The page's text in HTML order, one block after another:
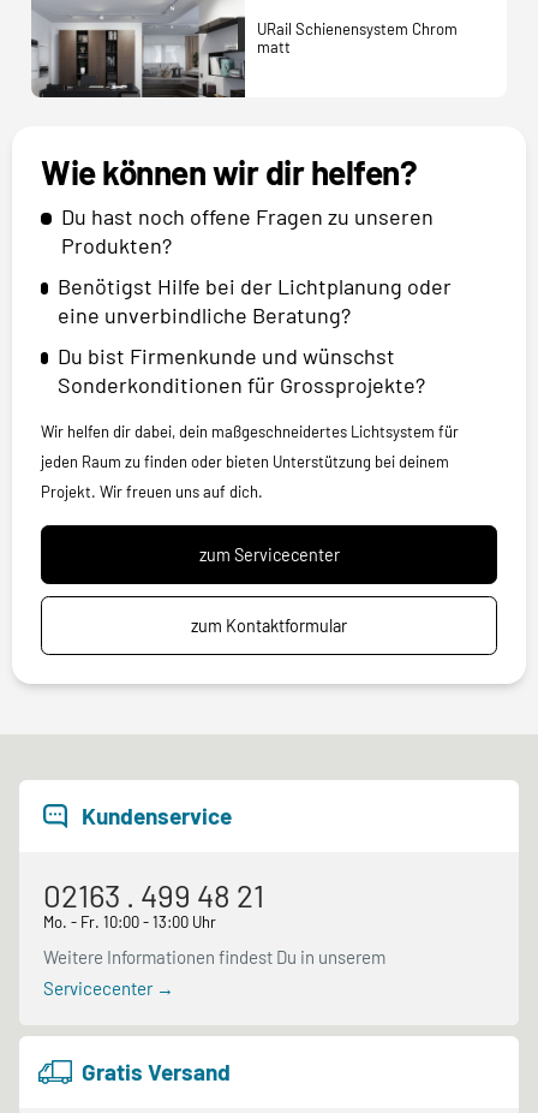
URail Schienensystem Chrom
matt
Wie können wir dir helfen?
Du hast noch offene Fragen zu unseren
Produkten?
Benötigst Hilfe bei der Lichtplanung oder
eine unverbindliche Beratung?
Du bist Firmenkunde und wünschst
Sonderkonditionen für Grossprojekte?
Wir helfen dir dabei, dein maßgeschneidertes Lichtsystem für
jeden Raum zu finden oder bieten Unterstützung bei deinem
Projekt. Wir freuen uns auf dich.
zum Servicecenter
zum Kontaktformular
Kundenservice
02163 . 499 48 21
Mo. - Fr. 10:00 - 13:00 Uhr
Weitere Informationen findest Du in unserem
Servicecenter →
Gratis Versand